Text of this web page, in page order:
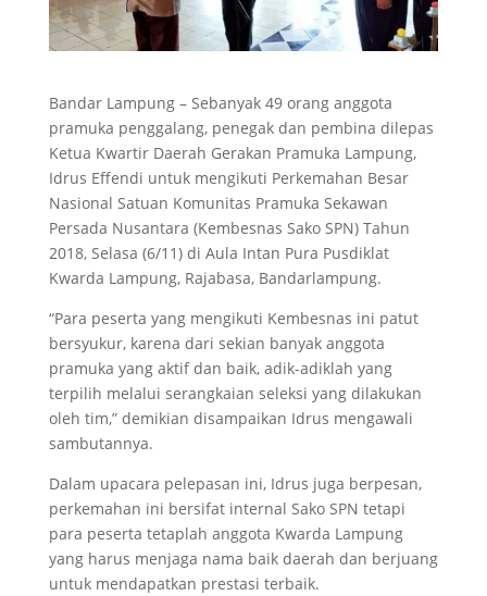
Bandar Lampung – Sebanyak 49 orang anggota
pramuka penggalang, penegak dan pembina dilepas
Ketua Kwartir Daerah Gerakan Pramuka Lampung,
Idrus Effendi untuk mengikuti Perkemahan Besar
Nasional Satuan Komunitas Pramuka Sekawan
Persada Nusantara (Kembesnas Sako SPN) Tahun
2018, Selasa (6/11) di Aula Intan Pura Pusdiklat
Kwarda Lampung, Rajabasa, Bandarlampung.
“Para peserta yang mengikuti Kembesnas ini patut
bersyukur, karena dari sekian banyak anggota
pramuka yang aktif dan baik, adik-adiklah yang
terpilih melalui serangkaian seleksi yang dilakukan
oleh tim,” demikian disampaikan Idrus mengawali
sambutannya.
Dalam upacara pelepasan ini, Idrus juga berpesan,
perkemahan ini bersifat internal Sako SPN tetapi
para peserta tetaplah anggota Kwarda Lampung
yang harus menjaga nama baik daerah dan berjuang
untuk mendapatkan prestasi terbaik.